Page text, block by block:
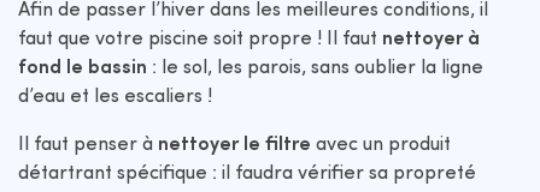
Afin de passer l’hiver dans les meilleures conditions, il
faut que votre piscine soit propre ! Il faut nettoyer à
fond le bassin : le sol, les parois, sans oublier la ligne
d’eau et les escaliers !
Il faut penser à nettoyer le filtre avec un produit
détartrant spécifique : il faudra vérifier sa propreté